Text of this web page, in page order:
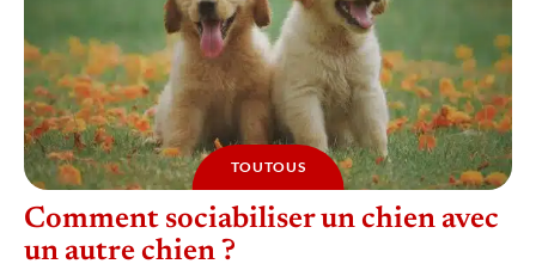
TOUTOUS
Comment sociabiliser un chien avec
un autre chien ?